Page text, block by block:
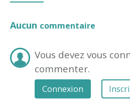
Aucun commentaire
Vous devez vous
commenter.
Connexion